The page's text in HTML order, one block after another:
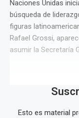
Naciones Unidas
búsqueda de
figuras
Rafael Grossi,
asumir la Secretaría
Esto es material